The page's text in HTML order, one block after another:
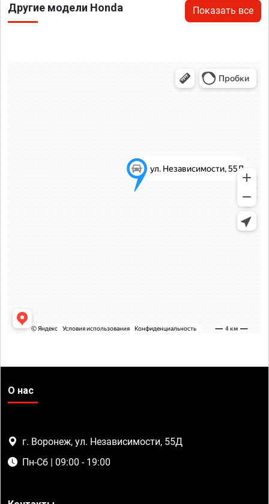
Другие модели Honda Показать все
О нас
г. Воронеж, ул. Независимости, 55Д
Пн-Сб | 09:00 - 19:00